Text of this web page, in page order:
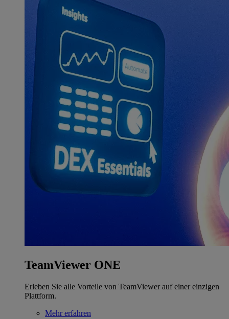
TeamViewer ONE
Erleben Sie alle Vorteile von TeamViewer auf einer einzigen
Plattform.
Mehr erfahren